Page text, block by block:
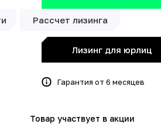
Рассчет лизинга
Лизинг для юрлиц
Гарантия от 6 месяцев
Товар участвует в акции